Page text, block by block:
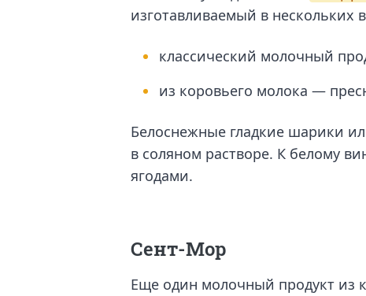
изготавливаемый в нескольких
классический молочный
из коровьего молока —
Белоснежные гладкие шарики
в соляном растворе. К белому
ягодами.
Сент-Мор
Еще один молочный продукт из